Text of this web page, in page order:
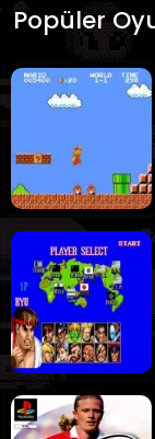
Popüler